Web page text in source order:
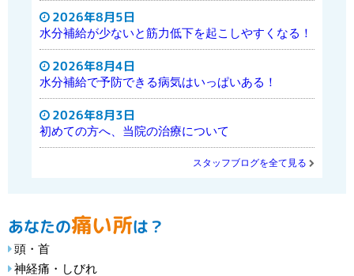
2026年8月5日
水分補給が少ないと筋力低下を起こしやすくなる！
2026年8月4日
水分補給で予防できる病気はいっぱいある！
2026年8月3日
初めての方へ、当院の治療について
スタッフブログを全て見る
あなたの痛い所は？
頭・首
神経痛・しびれ